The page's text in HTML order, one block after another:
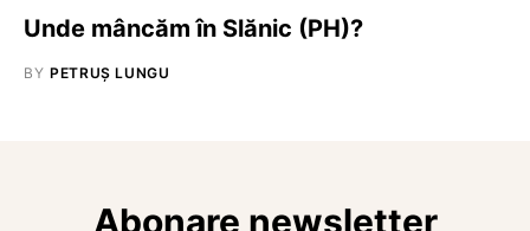
Unde mâncăm în Slănic (PH)?
BY PETRUȘ LUNGU
Abonare newsletter